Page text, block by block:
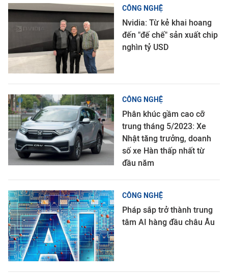
CÔNG NGHỆ
Nvidia: Từ kẻ khai hoang
đến "đế chế" sản xuất chip
nghìn tỷ USD
CÔNG NGHỆ
Phân khúc gầm cao cỡ
trung tháng 5/2023: Xe
Nhật tăng trưởng, doanh
số xe Hàn thấp nhất từ
đầu năm
CÔNG NGHỆ
Pháp sắp trở thành trung
tâm AI hàng đầu châu Âu